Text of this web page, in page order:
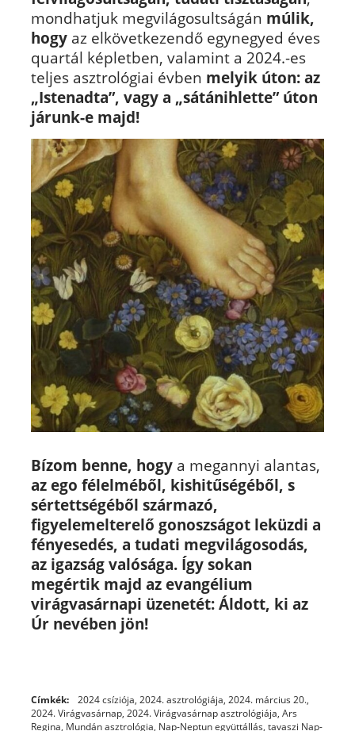
mondhatjuk megvilágosultságán múlik,
hogy az elkövetkezendő egynegyed éves
quartál képletben, valamint a 2024.-es
teljes asztrológiai évben melyik úton: az
„Istenadta”, vagy a „sátánihlette” úton
járunk-e majd!
Bízom benne, hogy a megannyi alantas,
az ego félelméből, kishitűségéből, s
sértettségéből származó,
figyelemelterelő gonoszságot leküzdi a
fényesedés, a tudati megvilágosodás,
az igazság valósága. Így sokan
megértik majd az evangélium
virágvasárnapi üzenetét: Áldott, ki az
Úr nevében jön!
Címkék: 2024 csíziója, 2024. asztrológiája, 2024. március 20.,
2024. Virágvasárnap, 2024. Virágvasárnap asztrológiája, Ars
Regina, Mundán asztrológia, Nap-Neptun együttállás, tavaszi Nap-